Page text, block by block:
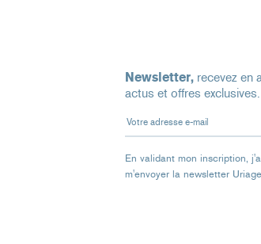
Newsletter, recevez en
actus et offres exclusives.
Votre adresse e-mail
En validant mon inscription,
m'envoyer la newsletter Uriage.